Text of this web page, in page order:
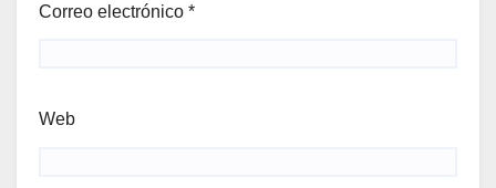
Correo electrónico *
Web